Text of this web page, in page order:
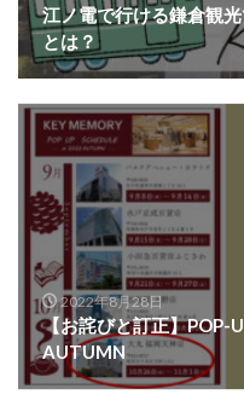
江ノ電で行ける鎌倉観
とは？
2022年8月28日
【お詫びと訂正】POP-
AUTUMN